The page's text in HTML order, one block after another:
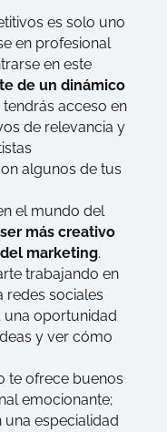
es solo uno
en profesional
en este
de un dinámico
tendrás acceso en
de relevancia y
algunos de tus
el mundo del
más creativo
marketing.
trabajando en
redes sociales
una oportunidad
y ver cómo
te ofrece buenos
emocionante;
especialidad